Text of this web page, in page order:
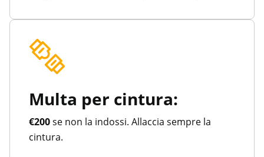
Multa per cintura:
€200se non la indossi. Allaccia sempre la
cintura.